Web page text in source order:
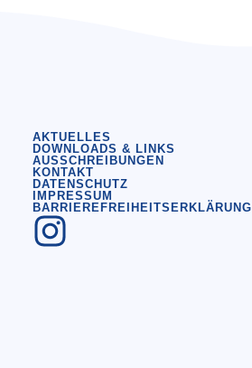
AKTUELLES
DOWNLOADS & LINKS
AUSSCHREIBUNGEN
KONTAKT
DATENSCHUTZ
IMPRESSUM
BARRIEREFREIHEITSERKLÄRUNG